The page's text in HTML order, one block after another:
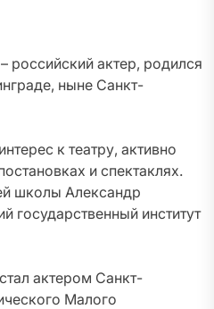
– российский актер, родился
ныне Санкт-
к театру, активно
и спектаклях.
школы Александр
государственный институт
актером Санкт-
Малого